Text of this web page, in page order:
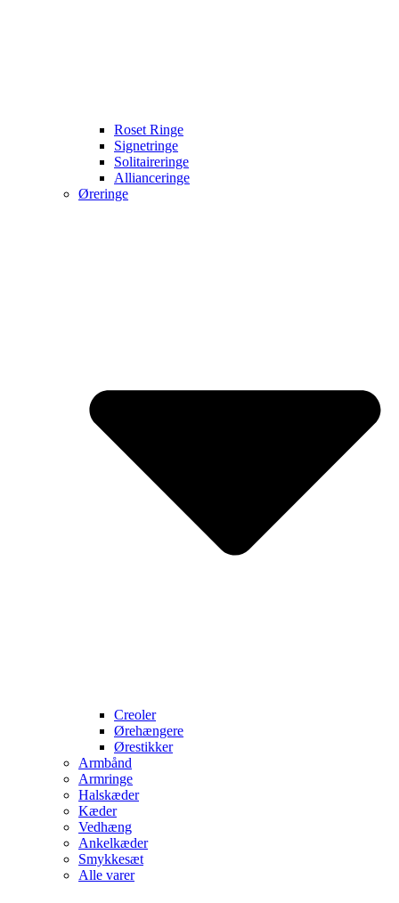
Roset Ringe
Signetringe
Solitaireringe
Allianceringe
Øreringe
Creoler
Ørehængere
Ørestikker
Armbånd
Armringe
Halskæder
Kæder
Vedhæng
Ankelkæder
Smykkesæt
Alle varer